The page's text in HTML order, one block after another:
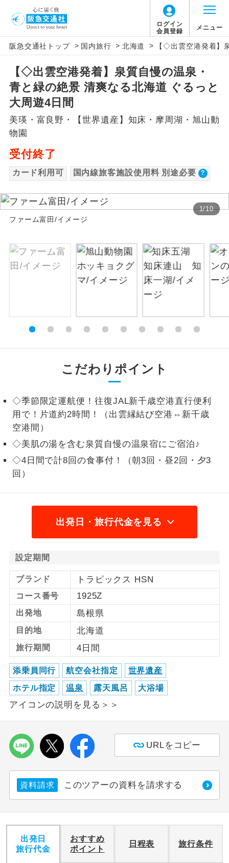
ログイン
会員登録
メニュー
阪急交通社トップ > 国内旅行 > 北海道 > 【◇出雲空港発着】
【◇出雲空港発着】泉質自慢の温泉・
青と緑の絶景 清爽なる北海道 ぐるっと
大周遊4日間
美瑛・富良野・【世界遺産】知床・摩周湖・旭山動
物園
受付終了
カード利用可 国内線旅客施設使用料 別途必要
1/10
ファーム富田/イメージ
こだわりポイント
◇季節限定運航便！往復JAL新千歳空港直行便利
用で！片道約2時間！（出雲縁結び空港⇔新千歳
空港間）
◇美肌の湯を含む泉質自慢の温泉宿にご宿泊♪
◇4日間で計8回の食事付！（朝3回・昼2回・夕3
回）
出発日・旅行代金を見る
設定期間
ブランド トラピックス HSN
コース番号 1925Z
出発地 島根県
目的地 北海道
旅行期間 4日間
添乗員同行 航空会社指定 世界遺産
ホテル指定 温泉 露天風呂 大浴場
アイコンの説明を見る＞＞
URLをコピー
資料請求 このツアーの資料を請求する
出発日
旅行代金
おすすめ
ポイント
日程表 旅行条件
【国内旅客施設使用料について】
旅行代金に国内旅客施設使用料は含まれてお
りません。別途お支払いが必要となります。
新千歳空港往復：大人740円、子供740円
アイコン 説明
添乗員同行
往路出発空港（駅）から復路到着空港
（駅）まで同行します。
現地添乗員同
行
現地到着空港（駅）から最終日出発空港
（駅）まで添乗員が同行します。
バスガイド乗
務
世界遺産
ユネスコに登録されている文化遺産や自
絶景 絶景スポットに立ち寄るコースです。
温泉地にも宿泊するコースです。
全食事付き
全てのお食事が付いていますので、お食
事の心配はいりません。（機内食を除
お部屋食
お部屋にてゆっくりとお召し上がりいた
だけます。
トラベルイヤ
ホン
周りの音を気にせず、ガイドさんの説明
2名様から出発可能な個人型プランで
す。
おひとり様参
1名様1室同代
金
1名様1室利用でも追加料金がかからない
コースです。
ご夫婦限定
ご夫婦限定でご参加いただけるコースで
す。
女性限定
女性限定でご参加いただけるコースで
す。
年齢制限あり
ご参加にあたり年齢に制限があるコース
です。
航空会社指定
利用航空会社が指定なので、ご出発の計
ホテル指定
ご紹介するホテルを指定したコースで
す。
ス2席利用
す。